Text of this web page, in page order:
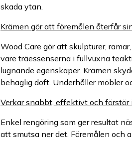
skada ytan.
Krämen gör att föremålen återfår
Wood Care gör att skulpturer,
vare träessenserna i fullvuxna
lugnande egenskaper. Krämen
behaglig doft. Underhåller möbler
Verkar snabbt, effektivt och förstör
Enkel rengöring som ger resultat
att smutsa ner det. Föremålen och